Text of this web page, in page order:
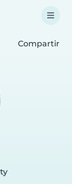
Compartir